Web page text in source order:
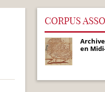
CORPUS
en